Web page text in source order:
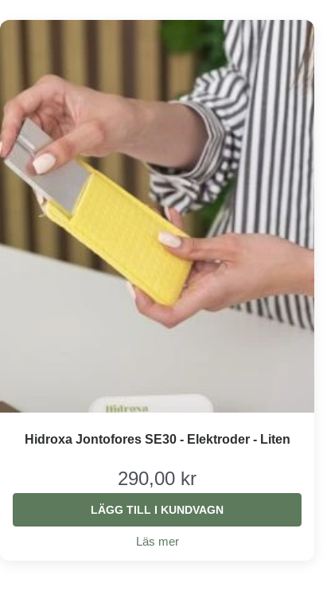
Hidroxa Jontofores SE30 - Elektroder - Liten
290,00 kr
LÄGG TILL I KUNDVAGN
Läs mer